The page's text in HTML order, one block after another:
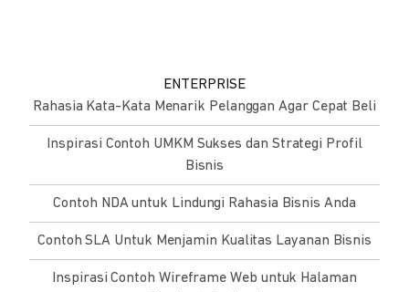
ENTERPRISE
Rahasia Kata-Kata Menarik Pelanggan Agar Cepat Beli
Inspirasi Contoh UMKM Sukses dan Strategi Profil
Bisnis
Contoh NDA untuk Lindungi Rahasia Bisnis Anda
Contoh SLA Untuk Menjamin Kualitas Layanan Bisnis
Inspirasi Contoh Wireframe Web untuk Halaman